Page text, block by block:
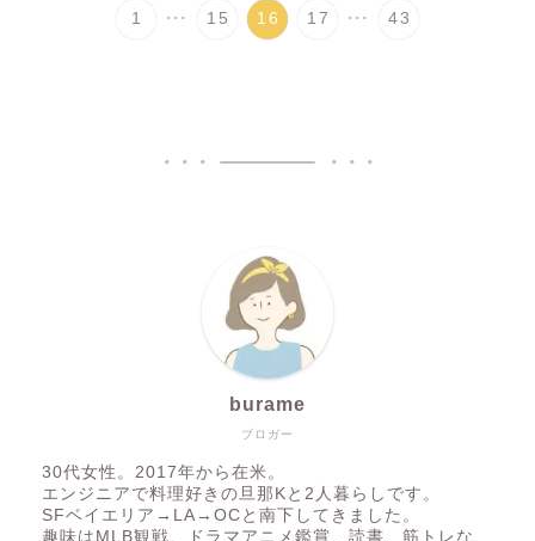
1 ... 15 16 17 ... 43
ブロガー
burame
30代女性。2017年から在米。
エンジニアで料理好きの旦那Kと2人暮らしです。
SFベイエリア→LA→OCと南下してきました。
趣味はMLB観戦、ドラマアニメ鑑賞、読書、筋トレな